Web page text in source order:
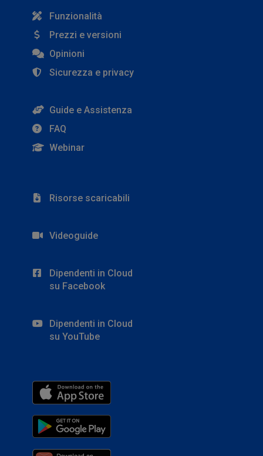
Funzionalità
Prezzi e versioni
Opinioni
Sicurezza e privacy
Guide e Assistenza
FAQ
Webinar
Risorse scaricabili
Videoguide
Dipendenti in Cloud
su Facebook
Dipendenti in Cloud
su YouTube